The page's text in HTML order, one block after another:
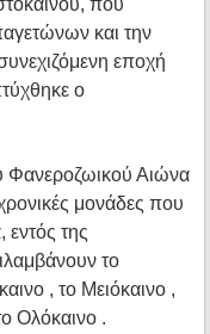
και την
εποχή
ο
Φανεροζωικού Αιώνα
μονάδες που
εντός της
το
, το Μειόκαινο ,
Ολόκαινο .